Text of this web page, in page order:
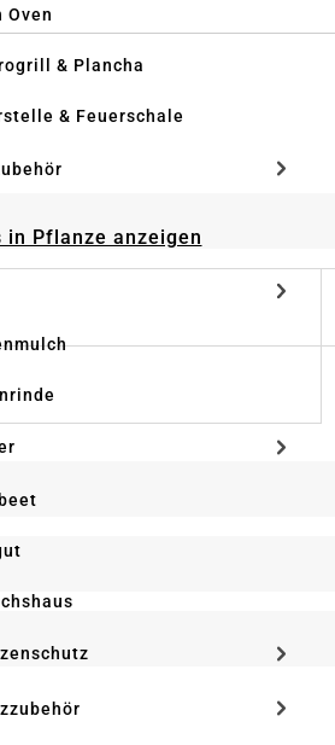
Oven
& Plancha
& Feuerschale
in Pflanze anzeigen